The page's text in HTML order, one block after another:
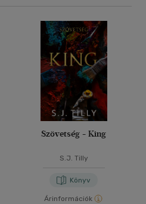
Szövetség - King
S.J. Tilly
Könyv
Árinformációk